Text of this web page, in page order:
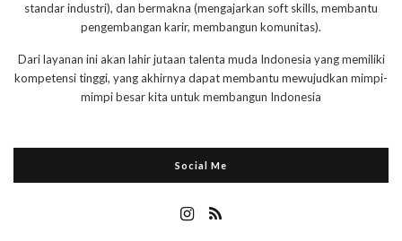
standar industri), dan bermakna (mengajarkan soft skills, membantu
pengembangan karir, membangun komunitas).
Dari layanan ini akan lahir jutaan talenta muda Indonesia yang memiliki
kompetensi tinggi, yang akhirnya dapat membantu mewujudkan mimpi-
mimpi besar kita untuk membangun Indonesia
Social Me